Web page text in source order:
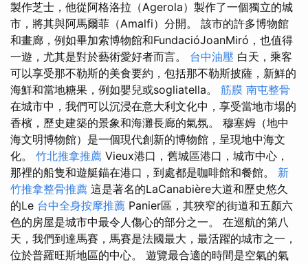
製作芝士，他從阿格洛拉（Agerola）製作了一個獨立的城
市，將其與阿馬爾菲（Amalfi）分開。 該市的許多博物館
和畫廊，例如畢加索博物館和FundacióJoanMiró，也值得​​​​
一遊，尤其是對於藝術愛好者而言。 台中油壓 白天，乘客
可以享受那不勒斯的美食要約，包括那不勒斯披薩，新鮮的
海鮮和當地糖果，例如嬰兒或sogliatella。 筋膜 南屯整骨
在城市中，我們可以沉浸在意大利文化中，享受當地市場的
香檳，歷史建築的景象和海灘長廊的氣氛。 穆塞姆（地中
海文明博物館）是一個現代創新的博物館，呈現地中海文
化。 竹北推拿推薦 Vieux港口，舊城區港口，城市中心，
那裡的船隻和遊艇錨在港口，到處都是咖啡館和餐館。 新
竹推拿整骨推薦 這是著名的LaCanabière大道和歷史悠久
的Le 台中全身按摩推薦 Panier區，其狹窄的街道和五顏六
色的房屋是城市中最令人傷心的部分之一。 在巡航的第八
天，我們到達馬賽，馬賽是法國最大，最活躍的城市之一，
位於普羅旺斯地區的中心。 遊覽最合適的時間是空氣的氣